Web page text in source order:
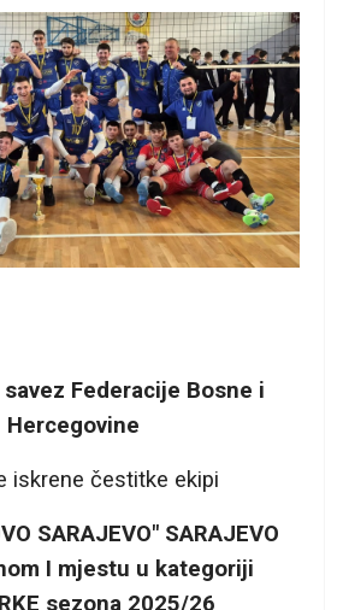
Federacije Bosne i
Hercegovine
iskrene čestitke ekipi
SARAJEVO" SARAJEVO
I mjestu u kategoriji
sezona 2025/26